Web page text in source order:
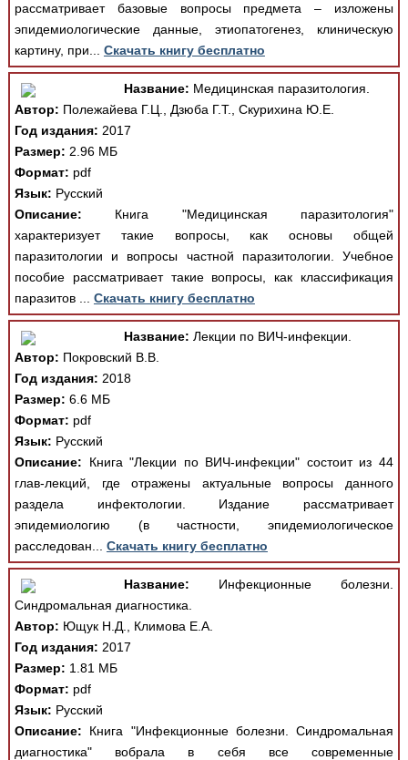
рассматривает базовые вопросы предмета – изложены
эпидемиологические данные, этиопатогенез, клиническую
картину, при... Скачать книгу бесплатно
Название: Медицинская паразитология.
Автор: Полежайева Г.Ц., Дзюба Г.Т., Скурихина Ю.Е.
Год издания: 2017
Размер: 2.96 МБ
Формат: pdf
Язык: Русский
Описание: Книга "Медицинская паразитология"
характеризует такие вопросы, как основы общей
паразитологии и вопросы частной паразитологии. Учебное
пособие рассматривает такие вопросы, как классификация
паразитов ... Скачать книгу бесплатно
Название: Лекции по ВИЧ-инфекции.
Автор: Покровский В.В.
Год издания: 2018
Размер: 6.6 МБ
Формат: pdf
Язык: Русский
Описание: Книга "Лекции по ВИЧ-инфекции" состоит из 44
глав-лекций, где отражены актуальные вопросы данного
раздела инфектологии. Издание рассматривает
эпидемиологию (в частности, эпидемиологическое
расследован... Скачать книгу бесплатно
Название: Инфекционные болезни.
Синдромальная диагностика.
Автор: Ющук Н.Д., Климова Е.А.
Год издания: 2017
Размер: 1.81 МБ
Формат: pdf
Язык: Русский
Описание: Книга "Инфекционные болезни. Синдромальная
диагностика" вобрала в себя все современные